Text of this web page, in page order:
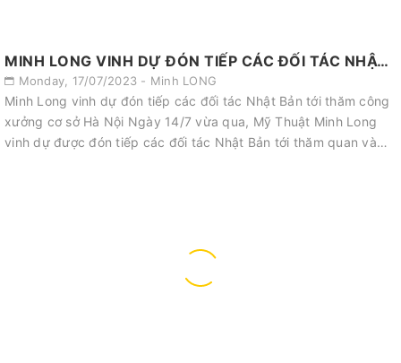
MINH LONG VINH DỰ ĐÓN TIẾP CÁC ĐỐI TÁC NHẬT BẢN TỚI THĂM CÔNG XƯỞNG CƠ SỞ HÀ NỘI
Monday, 17/07/2023 - Minh LONG
Minh Long vinh dự đón tiếp các đối tác Nhật Bản tới thăm công
xưởng cơ sở Hà Nội Ngày 14/7 vừa qua, Mỹ Thuật Minh Long
vinh dự được đón tiếp các đối tác Nhật Bản tới thăm quan và